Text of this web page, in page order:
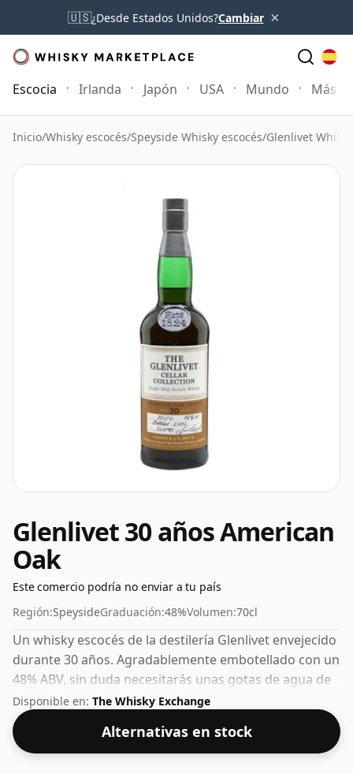
🇺🇸¿Desde Estados Unidos?Cambiar ×
Escocia Irlanda Japón USA Mundo Más
Inicio/Whisky escocés/Speyside Whisky escocés/Glenlivet Whisky
Glenlivet 30 años American
Oak
Este comercio podría no enviar a tu país
Región:SpeysideGraduación:48%Volumen:70cl
Un whisky escocés de la destilería Glenlivet envejecido
durante 30 años. Agradablemente embotellado con un
48% ABV, sin duda necesitarás unas gotas de agua de
buena calidad para liberar los favores.
Disponible en: The Whisky Exchange
Alternativas en stock